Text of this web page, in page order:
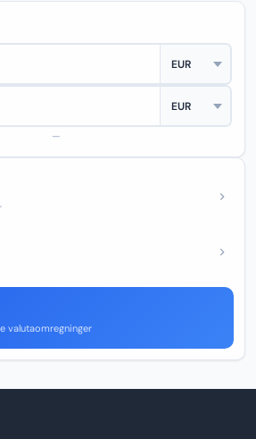
—
valutaomregninger